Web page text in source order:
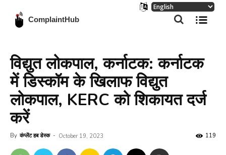
ComplaintHub
विद्युत लोकपाल, कर्नाटक: कर्नाटक
में डिस्कॉम के खिलाफ विद्युत
लोकपाल, KERC को शिकायत दर्ज
करें
By कंप्लेंट हब डेस्क - October 19, 2023 119